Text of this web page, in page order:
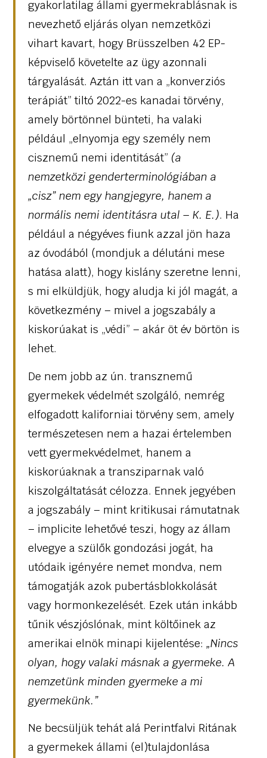
gyakorlatilag állami gyermekrablásnak is
nevezhető eljárás olyan nemzetközi
vihart kavart, hogy Brüsszelben 42 EP-
képviselő követelte az ügy azonnali
tárgyalását. Aztán itt van a „konverziós
terápiát” tiltó 2022-es kanadai törvény,
amely börtönnel bünteti, ha valaki
például „elnyomja egy személy nem
cisznemű nemi identitását” (a
nemzetközi genderterminológiában a
„cisz” nem egy hangjegyre, hanem a
normális nemi identitásra utal – K. E.). Ha
például a négyéves fiunk azzal jön haza
az óvodából (mondjuk a délutáni mese
hatása alatt), hogy kislány szeretne lenni,
s mi elküldjük, hogy aludja ki jól magát, a
következmény – mivel a jogszabály a
kiskorúakat is „védi” – akár öt év börtön is
lehet.
De nem jobb az ún. transznemű
gyermekek védelmét szolgáló, nemrég
elfogadott kaliforniai törvény sem, amely
természetesen nem a hazai értelemben
vett gyermekvédelmet, hanem a
kiskorúaknak a transziparnak való
kiszolgáltatását célozza. Ennek jegyében
a jogszabály – mint kritikusai rámutatnak
– implicite lehetővé teszi, hogy az állam
elvegye a szülők gondozási jogát, ha
utódaik igényére nemet mondva, nem
támogatják azok pubertásblokkolását
vagy hormonkezelését. Ezek után inkább
tűnik vészjóslónak, mint költőinek az
amerikai elnök minapi kijelentése: „Nincs
olyan, hogy valaki másnak a gyermeke. A
nemzetünk minden gyermeke a mi
gyermekünk.”
Ne becsüljük tehát alá Perintfalvi Ritának
a gyermekek állami (el)tulajdonlása